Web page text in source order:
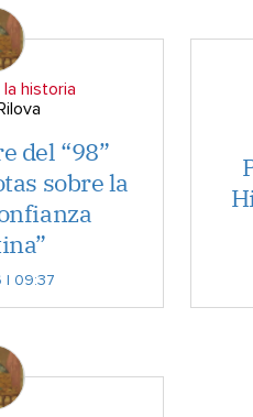
la historia
del “98”
sobre la
| 09:37